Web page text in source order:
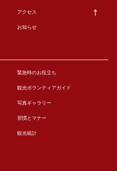
アクセス
お知らせ
緊急時のお役立ち
観光ボランティアガイド
写真ギャラリー
習慣とマナー
観光統計